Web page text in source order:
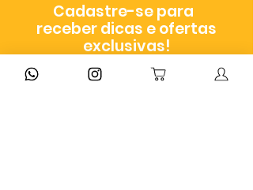
no checkout
Cadastre-se para
receber dicas e ofertas
exclusivas!